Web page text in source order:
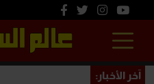
آخر الأخبار: